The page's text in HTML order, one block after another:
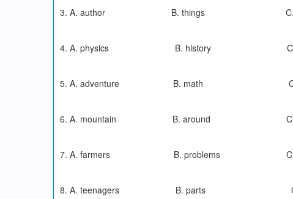
3. A. author B. things C.
4. A. physics B. history C.
5. A. adventure B. math
6. A. mountain B. around C.
7. A. farmers B. problems
8. A. teenagers B. parts